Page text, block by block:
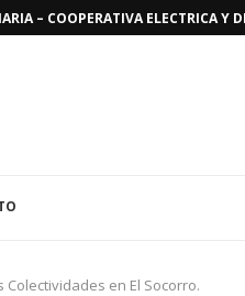
ELÉCTRICA DE EL SOCORRO –
Colectividades en El Socorro.